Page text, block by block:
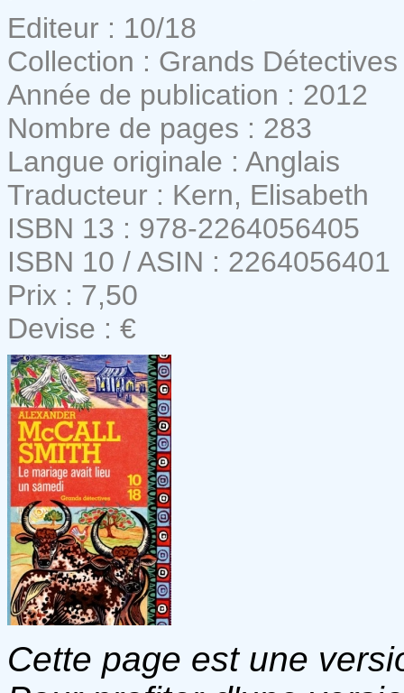
Editeur : 10/18
Collection : Grands Détectives
Année de publication : 2012
Nombre de pages : 283
Langue originale : Anglais
Traducteur : Kern, Elisabeth
ISBN 13 : 978-2264056405
ISBN 10 / ASIN : 2264056401
Prix : 7,50
Devise : €
Cette page est une